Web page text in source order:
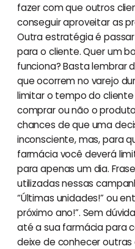
fazer com que outros
conseguir aproveitar as
Outra estratégia é
para o cliente. Quer um
funciona? Basta lembrar
que ocorrem no varejo
limitar o tempo do
comprar ou não o
chances de que uma
inconsciente, mas, para
farmácia você deverá
para apenas um dia.
utilizadas nessas
“Últimas unidades!” ou
próximo ano!”. Sem
até a sua farmácia para
deixe de conhecer